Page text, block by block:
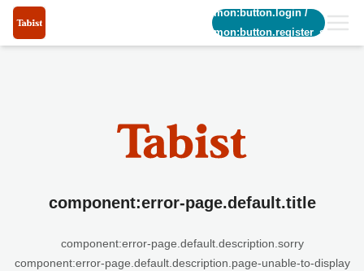
common:button.login/
common:button.register_short
component:error-page.default.title
component:error-page.default.description.sorry
component:error-page.default.description.page-unable-to-display